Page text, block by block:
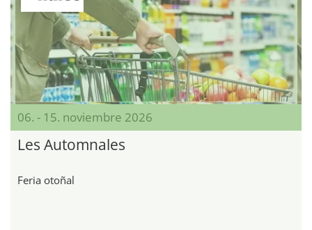
06. - 15. noviembre 2026
Les Automnales
Feria otoñal